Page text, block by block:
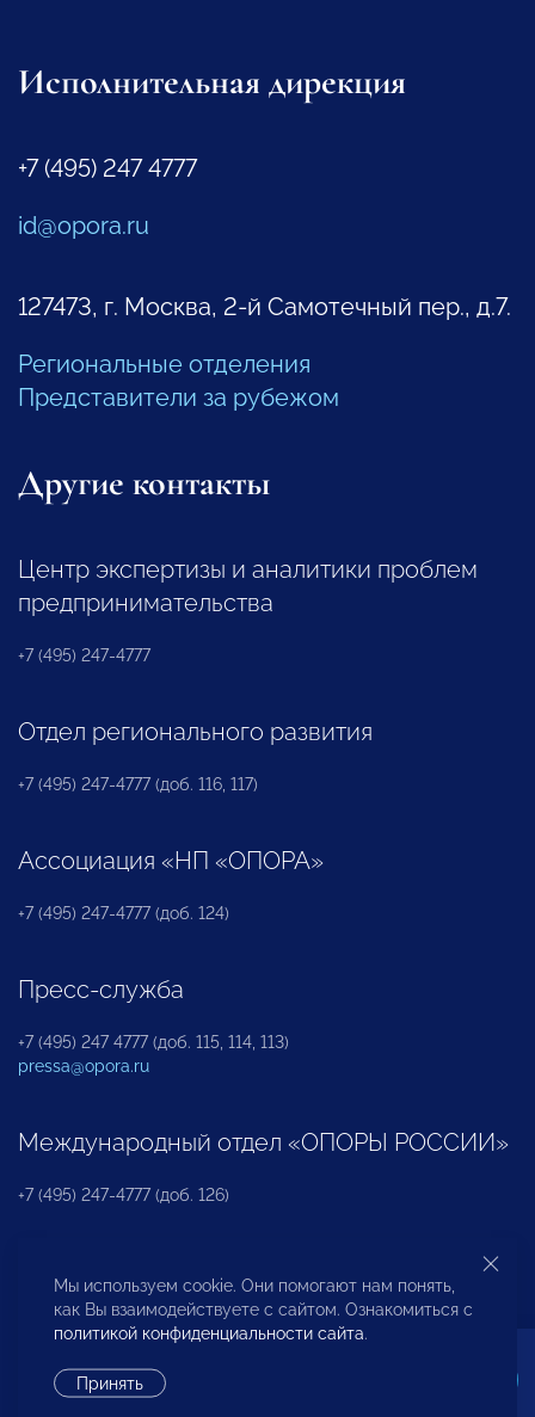
Исполнительная дирекция
+7 (495) 247 4777
id@opora.ru
127473, г. Москва, 2-й Самотечный пер., д.7.
Региональные отделения
Представители за рубежом
Другие контакты
Центр экспертизы и аналитики проблем
предпринимательства
+7 (495) 247-4777
Отдел регионального развития
+7 (495) 247-4777 (доб. 116, 117)
Ассоциация «НП «ОПОРА»
+7 (495) 247-4777 (доб. 124)
Пресс-служба
+7 (495) 247 4777 (доб. 115, 114, 113)
pressa@opora.ru
Международный отдел «ОПОРЫ РОССИИ»
+7 (495) 247-4777 (доб. 126)
Бюро по защите прав предпринимателей и
инвесторов
Мы используем cookie. Они помогают нам понять,
как Вы взаимодействуете с сайтом. Ознакомиться с
политикой конфиденциальности сайта.
Принять